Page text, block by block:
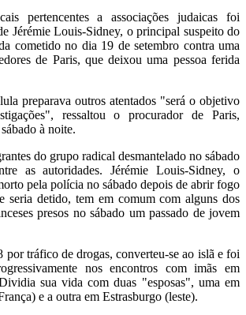
pertencentes a associações judaicas foi
Jérémie Louis-Sidney, o principal suspeito do
cometido no dia 19 de setembro contra uma
de Paris, que deixou uma pessoa ferida
preparava outros atentados "será o objetivo
ressaltou o procurador de Paris,
à noite.
do grupo radical desmantelado no sábado
as autoridades. Jérémie Louis-Sidney, o
pela polícia no sábado depois de abrir fogo
seria detido, tem em comum com alguns dos
presos no sábado um passado de jovem
por tráfico de drogas, converteu-se ao islã e foi
nos encontros com imãs em
sua vida com duas "esposas", uma em
e a outra em Estrasburgo (leste).